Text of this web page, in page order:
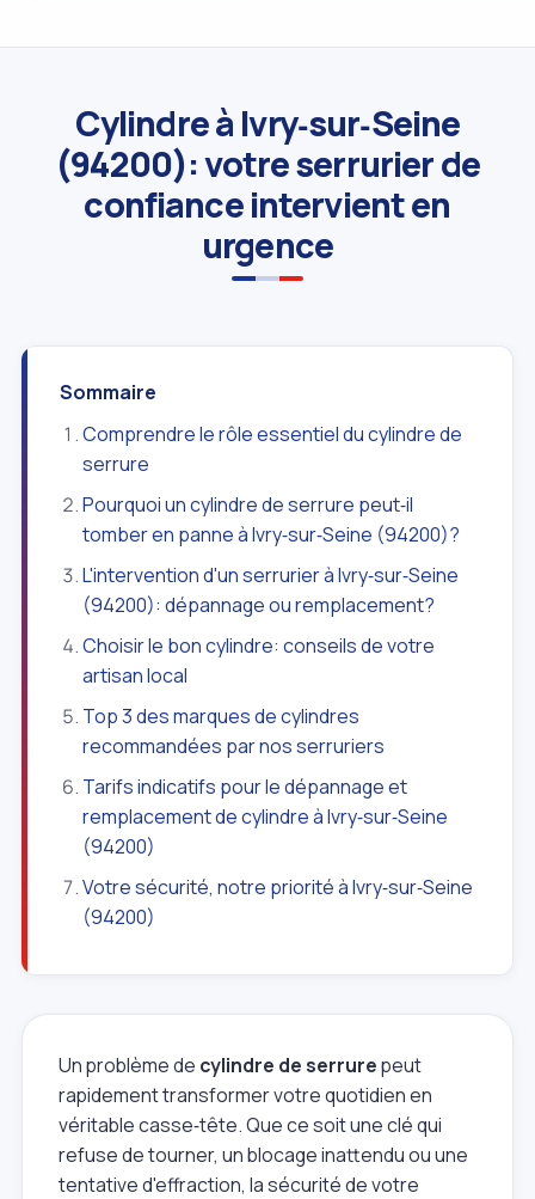
Cylindre à Ivry‑sur‑Seine
(94200): votre serrurier de
confiance intervient en
urgence
Sommaire
Comprendre le rôle essentiel du cylindre de
serrure
Pourquoi un cylindre de serrure peut‑il
tomber en panne à Ivry‑sur‑Seine (94200)?
L'intervention d'un serrurier à Ivry‑sur‑Seine
(94200): dépannage ou remplacement?
Choisir le bon cylindre: conseils de votre
artisan local
Top 3 des marques de cylindres
recommandées par nos serruriers
Tarifs indicatifs pour le dépannage et
remplacement de cylindre à Ivry‑sur‑Seine
(94200)
Votre sécurité, notre priorité à Ivry‑sur‑Seine
(94200)
Un problème de cylindre de serrurepeut
rapidement transformer votre quotidien en
véritable casse‑tête. Que ce soit une clé qui
refuse de tourner, un blocage inattendu ou une
tentative d'effraction, la sécurité de votre